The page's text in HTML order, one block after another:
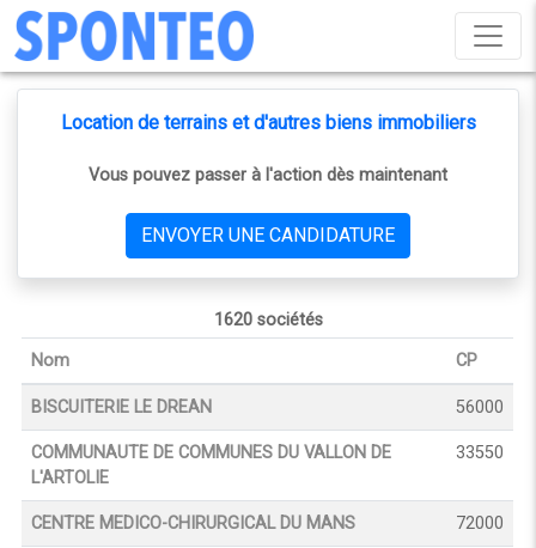
Location de terrains et d'autres biens immobiliers
Vous pouvez passer à l'action dès maintenant
ENVOYER UNE CANDIDATURE
1620 sociétés
Nom
CP
BISCUITERIE LE DREAN 56000
COMMUNAUTE DE COMMUNES DU VALLON DE
L'ARTOLIE
33550
CENTRE MEDICO-CHIRURGICAL DU MANS 72000